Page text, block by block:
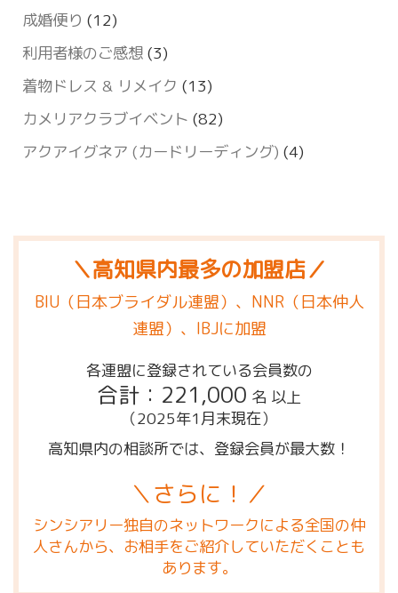
成婚便り (12)
利用者様のご感想 (3)
着物ドレス & リメイク (13)
カメリアクラブイベント (82)
アクアイグネア (カードリーディング) (4)
＼高知県内最多の加盟店／
BIU（日本ブライダル連盟）、NNR（日本仲人
連盟）、IBJに加盟
各連盟に登録されている会員数の
合計：221,000 名 以上
（2025年1月末現在）
高知県内の相談所では、登録会員が最大数！
＼さらに！／
シンシアリー独自のネットワークによる全国の仲
人さんから、お相手をご紹介していただくことも
あります。